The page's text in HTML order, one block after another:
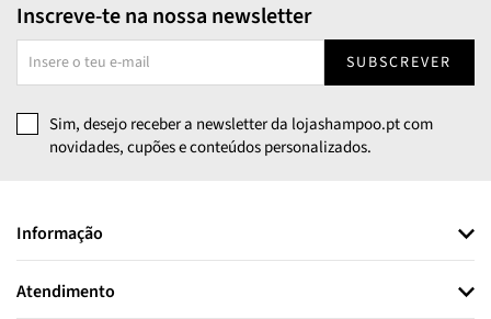
Inscreve-te na nossa newsletter
SUBSCREVER
Sim, desejo receber a newsletter da lojashampoo.pt com
novidades, cupões e conteúdos personalizados.
Informação
Atendimento